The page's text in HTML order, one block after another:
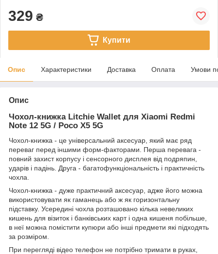
329 ₴
Купити
Опис Характеристики Доставка Оплата Умови
Опис
Чохол-книжка Litchie Wallet для Xiaomi Redmi
Note 12 5G / Poco X5 5G
Чохол-книжка - це універсальний аксесуар, який має ряд
переваг перед іншими форм-факторами. Перша перевага -
повний захист корпусу і сенсорного дисплея від подряпин,
ударів і падінь. Друга - багатофункціональність і практичність
чохла.
Чохол-книжка - дуже практичний аксесуар, адже його можна
використовувати як гаманець або ж як горизонтальну
підставку. Усередині чохла розташовано кілька невеликих
кишень для візиток і банківських карт і одна кишеня побільше,
в неї можна помістити купюри або інші предмети які підходять
за розміром.
При перегляді відео телефон не потрібно тримати в руках,